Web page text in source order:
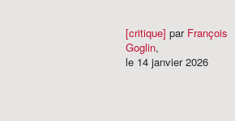
[critique] par François
Goglin,
le 14 janvier 2026